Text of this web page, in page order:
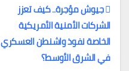
تصفّح
المقالات
جيوش مؤجرة.. كيف تعزز
الشركات الأمنية الأمريكية
الخاصة نفوذ واشنطن العسكري
في الشرق الأوسط؟